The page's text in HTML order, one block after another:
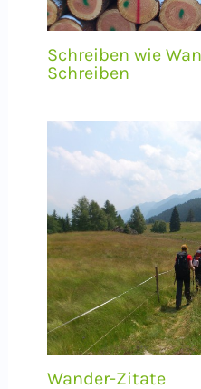
Schreiben wie
Schreiben
Wander-Zitate